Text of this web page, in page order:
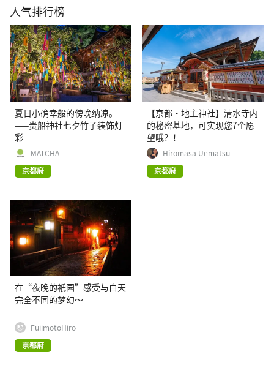
人气排行榜
夏日小确幸般的傍晚纳凉。
——贵船神社七夕竹子装饰灯
彩
MATCHA
京都府
【京都·地主神社】清水寺内
的秘密基地，可实现您7个愿
望哦？！
Hiromasa Uematsu
京都府
在“夜晚的衹园”感受与白天
完全不同的梦幻～
FujimotoHiro
京都府